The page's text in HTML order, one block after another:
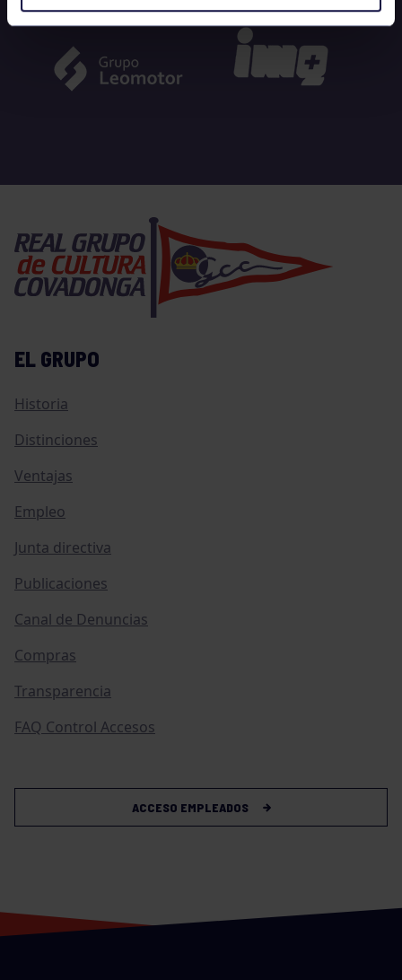
EL GRUPO
Historia
Distinciones
Ventajas
Empleo
Junta directiva
Publicaciones
Canal de Denuncias
Compras
Transparencia
FAQ Control Accesos
ACCESO EMPLEADOS